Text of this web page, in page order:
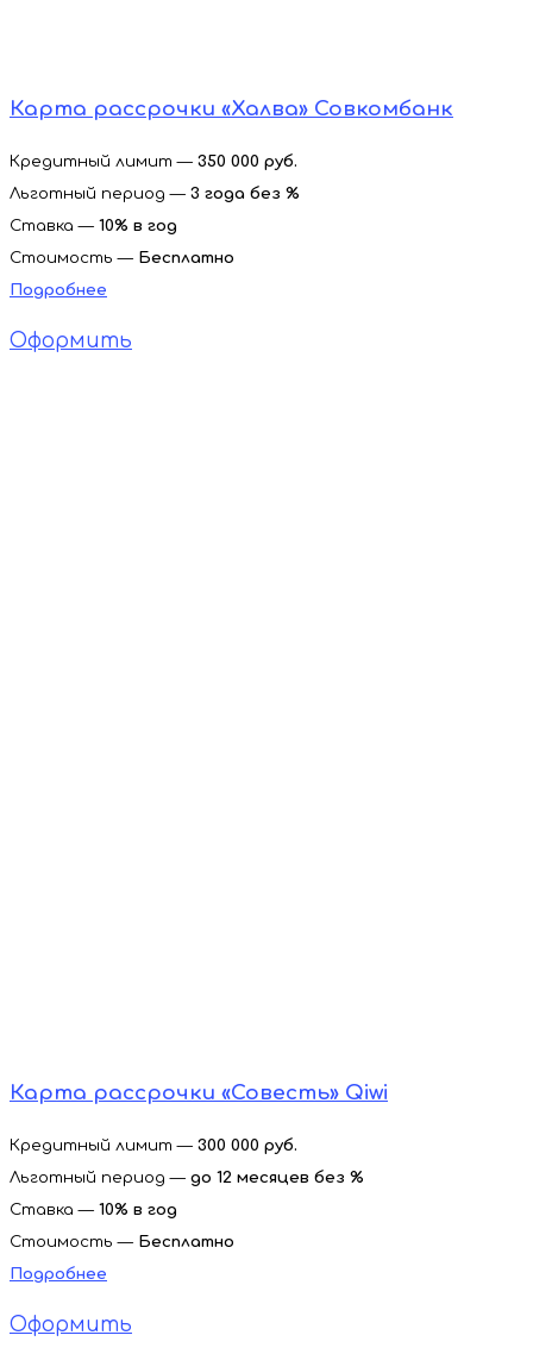
Карта рассрочки «Халва» Совкомбанк
Кредитный лимит — 350 000 руб.
Льготный период — 3 года без %
Ставка — 10% в год
Стоимость — Бесплатно
Подробнее
Оформить
Карта рассрочки «Совесть» Qiwi
Кредитный лимит — 300 000 руб.
Льготный период — до 12 месяцев без %
Ставка — 10% в год
Стоимость — Бесплатно
Подробнее
Оформить